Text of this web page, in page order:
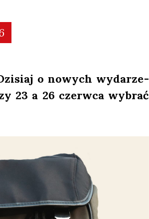
o nowych wyda­rze­
23 a 26 czerw­ca wybrać